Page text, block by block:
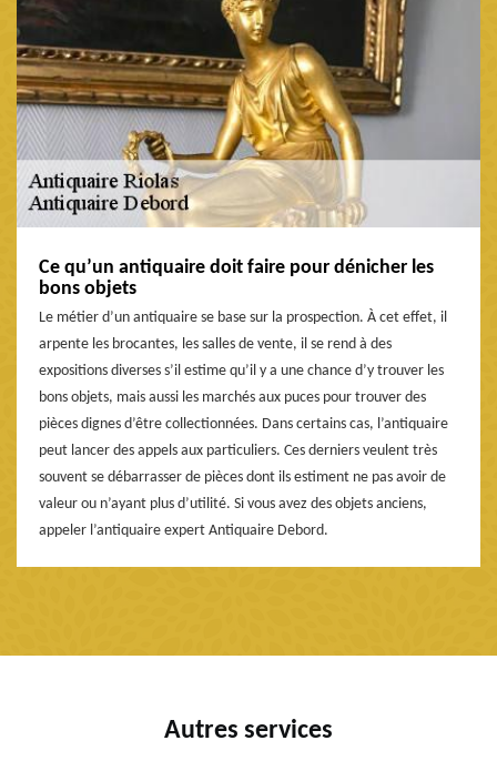
Ce qu’un antiquaire doit faire pour dénicher les
bons objets
Le métier d’un antiquaire se base sur la prospection. À cet effet, il
arpente les brocantes, les salles de vente, il se rend à des
expositions diverses s’il estime qu’il y a une chance d’y trouver les
bons objets, mais aussi les marchés aux puces pour trouver des
pièces dignes d’être collectionnées. Dans certains cas, l’antiquaire
peut lancer des appels aux particuliers. Ces derniers veulent très
souvent se débarrasser de pièces dont ils estiment ne pas avoir de
valeur ou n’ayant plus d’utilité. Si vous avez des objets anciens,
appeler l’antiquaire expert Antiquaire Debord.
Autres services